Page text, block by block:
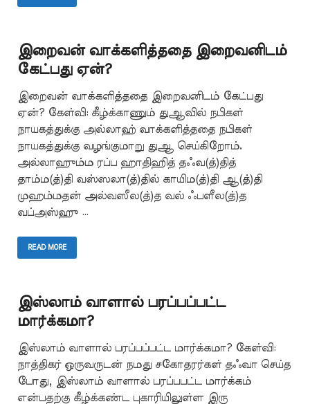
இறைவன் வாக்களித்ததை இறைவனிடம்
கேட்பது ஏன்?
இறைவன் வாக்களித்ததை இறைவனிடம் கேட்பது
ஏன்? கேள்வி: கீழ்க்காணும் துஆவில் நபிகள்
நாயகத்துக்கு அல்லாஹ் வாக்களித்ததை நபிகள்
நாயகத்துக்கு வழங்குமாறு துஆ செய்கிறோம்.
அல்லாஹும்ம ரப்ப ஹாதிஹித் தஃவ(த்)தித்
தாம்ம(த்)தி வஸ்ஸலா(த்)தில் காயிம(த்)தி ஆ(த்)தி
முஹம்மதன் அல்வஸீல(த்)த வல் ஃபளீல(த்)த
வப்அஸ்ஹு …
READ MORE
இஸ்லாம் வாளால் பரப்பப்பட்ட
மார்க்கமா?
இஸ்லாம் வாளால் பரப்பப்பட்ட மார்க்கமா? கேள்வி:
நாத்திகர் ஒருவருடன் நமது சகோதரர்கள் தஃவா செய்த
போது, இஸ்லாம் வாளால் பரப்பபட்ட மார்க்கம்
என்பதற்கு கீழ்க்கண்ட புகாரியிலுள்ள இரு